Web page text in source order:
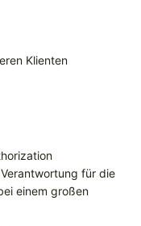
Klienten
für die
einem großen